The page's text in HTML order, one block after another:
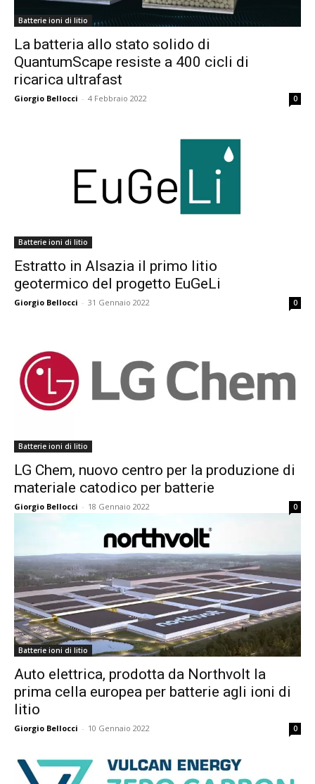
Batterie ioni di litio
La batteria allo stato solido di
QuantumScape resiste a 400 cicli di
ricarica ultrafast
Giorgio Bellocci - 4 Febbraio 2022 0
Batterie ioni di litio
Estratto in Alsazia il primo litio
geotermico del progetto EuGeLi
Giorgio Bellocci - 31 Gennaio 2022 0
Batterie ioni di litio
LG Chem, nuovo centro per la produzione di
materiale catodico per batterie
Giorgio Bellocci - 18 Gennaio 2022 0
Batterie ioni di litio
Auto elettrica, prodotta da Northvolt la
prima cella europea per batterie agli ioni di
litio
Giorgio Bellocci - 10 Gennaio 2022 0